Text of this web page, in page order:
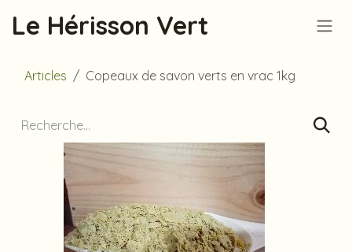
Se rendre au contenu
Le Hérisson Vert
Articles Copeaux de savon verts en vrac 1kg